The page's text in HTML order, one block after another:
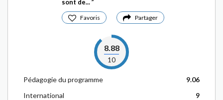
sont de...
Favoris Partager
8.88
10
Pédagogie du programme
9.06
International
9